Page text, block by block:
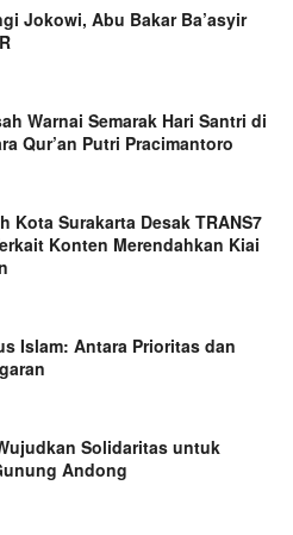
Jokowi, Abu Bakar Ba’asyir
Warnai Semarak Hari Santri di
Qur’an Putri Pracimantoro
Kota Surakarta Desak TRANS7
Konten Merendahkan Kiai
Islam: Antara Prioritas dan
Solidaritas untuk
Andong